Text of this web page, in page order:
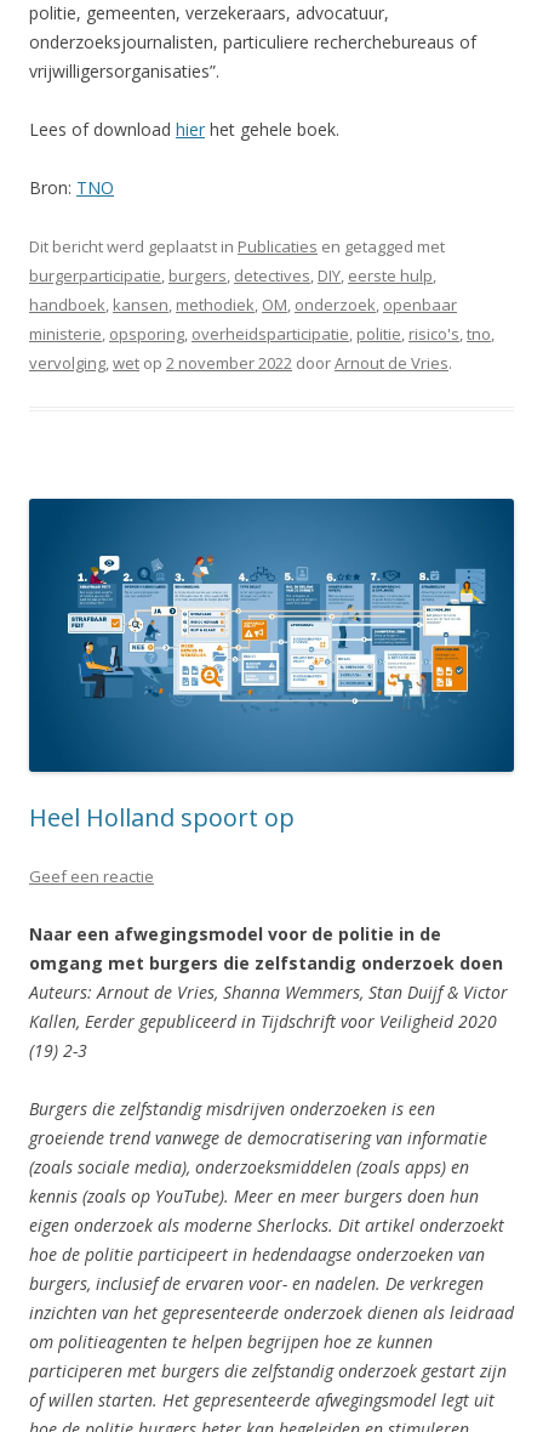
politie, gemeenten, verzekeraars, advocatuur,
onderzoeksjournalisten, particuliere recherchebureaus of
vrijwilligersorganisaties”.
Lees of download hier het gehele boek.
Bron: TNO
Dit bericht werd geplaatst in Publicaties en getagged met
burgerparticipatie, burgers, detectives, DIY, eerste hulp,
handboek, kansen, methodiek, OM, onderzoek, openbaar
ministerie, opsporing, overheidsparticipatie, politie, risico's,tno,
vervolging,wet op 2 november 2022 doorArnout de Vries.
Heel Holland spoort op
Geef een reactie
Naar een afwegingsmodel voor de politie in de
omgang met burgers die zelfstandig onderzoek doen
Auteurs: Arnout de Vries, Shanna Wemmers, Stan Duijf & Victor
Kallen, Eerder gepubliceerd in Tijdschrift voor Veiligheid 2020
(19) 2-3
Burgers die zelfstandig misdrijven onderzoeken is een
groeiende trend vanwege de democratisering van informatie
(zoals sociale media), onderzoeksmiddelen (zoals apps) en
kennis (zoals op YouTube). Meer en meer burgers doen hun
eigen onderzoek als moderne Sherlocks. Dit artikel onderzoekt
hoe de politie participeert in hedendaagse onderzoeken van
burgers, inclusief de ervaren voor- en nadelen. De verkregen
inzichten van het gepresenteerde onderzoek dienen als leidraad
om politieagenten te helpen begrijpen hoe ze kunnen
participeren met burgers die zelfstandigonderzoek gestart zijn
of willen starten. Het gepresenteerde afwegingsmodel legt uit